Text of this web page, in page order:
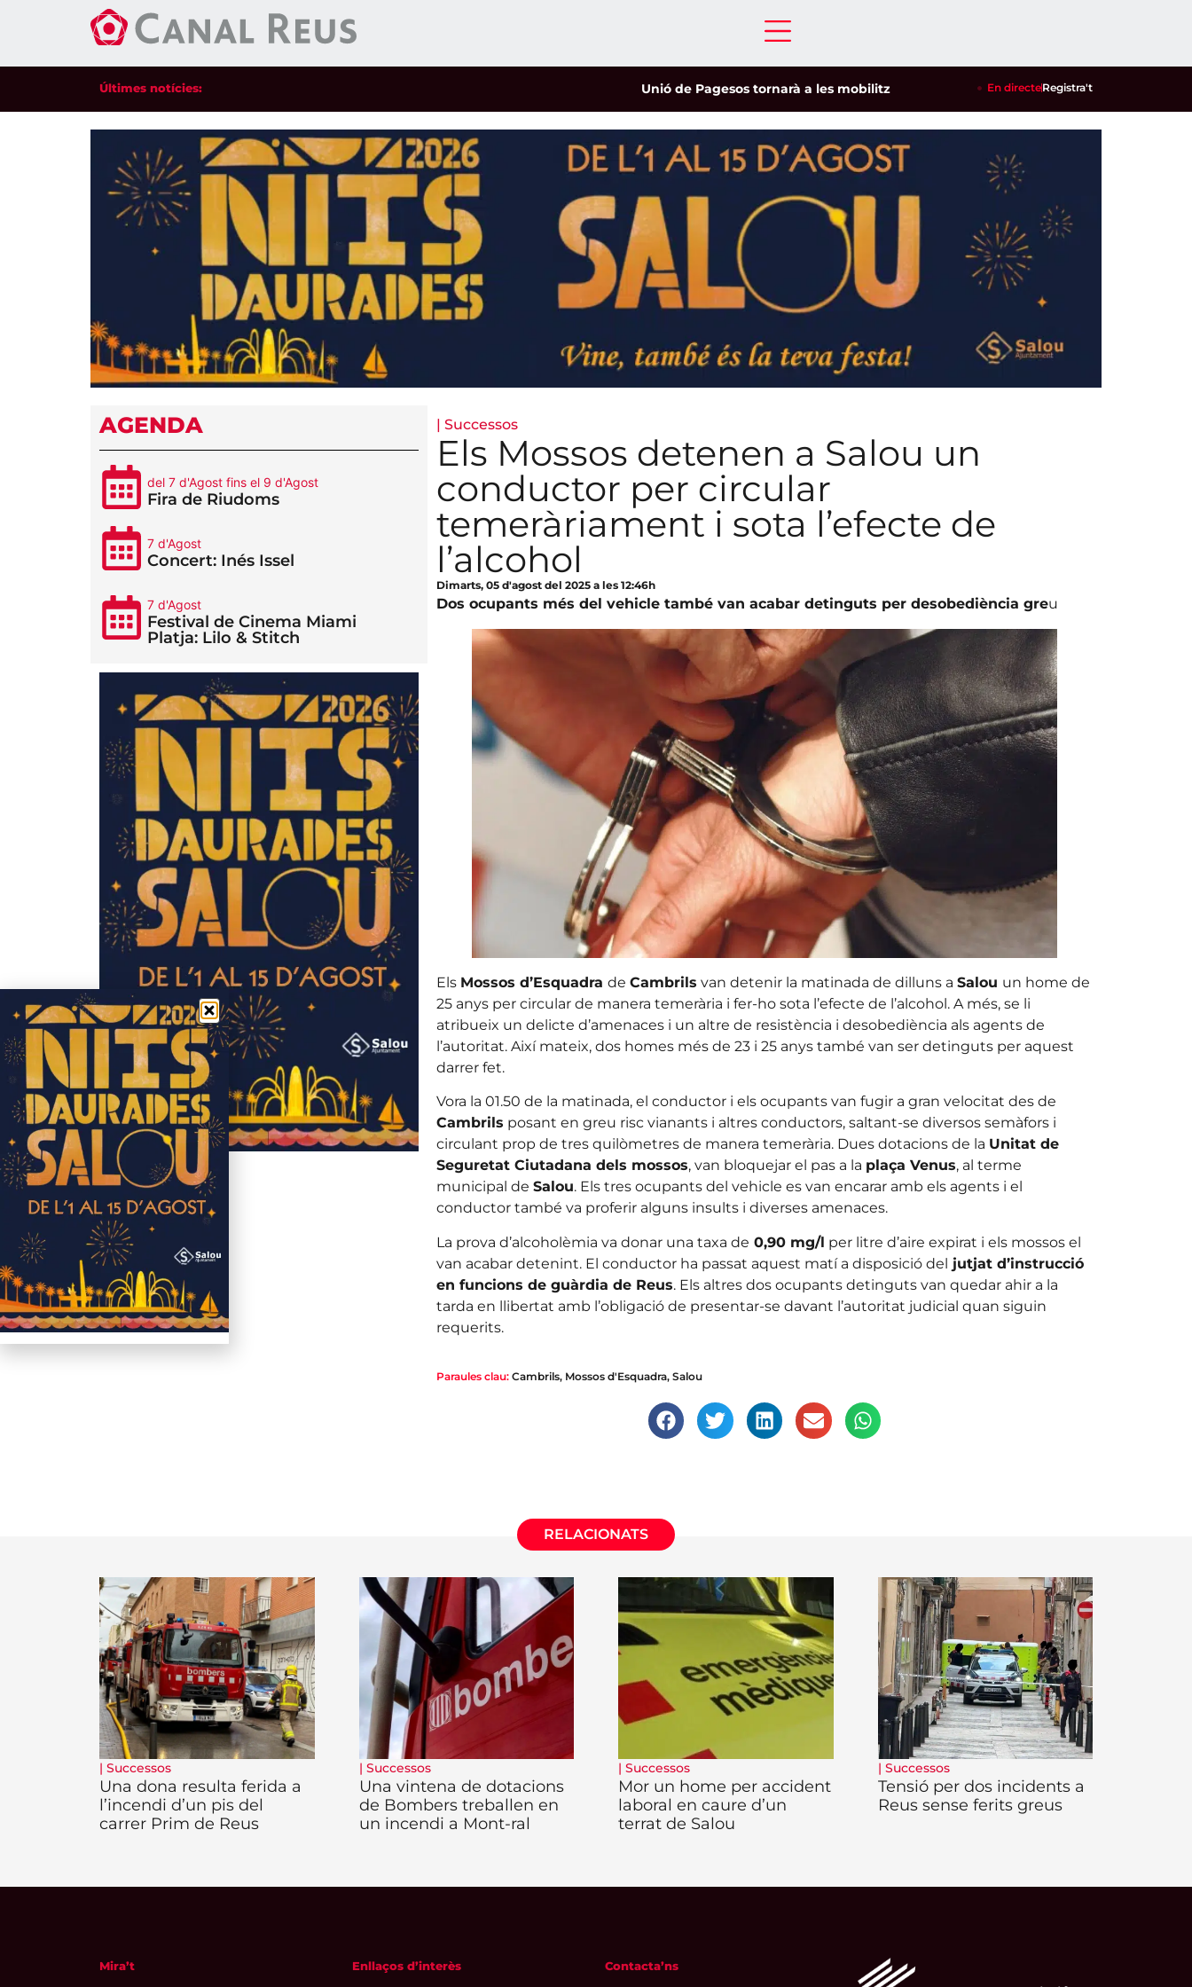
Últimes notícies: Unió de Pagesos tornarà a les mobilitzacions per defensar els cultius de la garrofa i
En directeRegistra't
AGENDA
del 7 d'Agost fins el 9 d'Agost
Fira de Riudoms
7 d'Agost
Concert: Inés Issel
7 d'Agost
Festival de Cinema Miami
Platja: Lilo & Stitch
| Successos
Els Mossos detenen a Salou un
conductor per circular
temeràriament i sota l’efecte de
l’alcohol
Dimarts, 05 d'agost del 2025 a les 12:46h
Dos ocupants més del vehicle també van acabar detinguts per desobediència greu
Els Mossos d’Esquadra de Cambrils van detenir la matinada de dilluns a Salou un home de
25 anys per circular de manera temerària i fer-ho sota l’efecte de l’alcohol. A més, se li
atribueix un delicte d’amenaces i un altre de resistència i desobediència als agents de
l’autoritat. Així mateix, dos homes més de 23 i 25 anys també van ser detinguts per aquest
darrer fet.
Vora la 01.50 de la matinada, el conductor i els ocupants van fugir a gran velocitat des de
Cambrils posant en greu risc vianants i altres conductors, saltant-se diversos semàfors i
circulant prop de tres quilòmetres de manera temerària. Dues dotacions de la Unitat de
Seguretat Ciutadana dels mossos, van bloquejar el pas a la plaça Venus, al terme
municipal de Salou. Els tres ocupants del vehicle es van encarar amb els agents i el
conductor també va proferir alguns insults i diverses amenaces.
La prova d’alcoholèmia va donar una taxa de 0,90 mg/l per litre d’aire expirat i els mossos el
van acabar detenint. El conductor ha passat aquest matí a disposició del jutjat d’instrucció
en funcions de guàrdia de Reus. Els altres dos ocupants detinguts van quedar ahir a la
tarda en llibertat amb l’obligació de presentar-se davant l’autoritat judicial quan siguin
requerits.
Paraules clau: Cambrils, Mossos d'Esquadra, Salou
RELACIONATS
| Successos
Una dona resulta ferida a
l’incendi d’un pis del
carrer Prim de Reus
| Successos
Una vintena de dotacions
de Bombers treballen en
un incendi a Mont-ral
| Successos
Mor un home per accident
laboral en caure d’un
terrat de Salou
| Successos
Tensió per dos incidents a
Reus sense ferits greus
Mira’t Enllaços d’interès Contacta’ns